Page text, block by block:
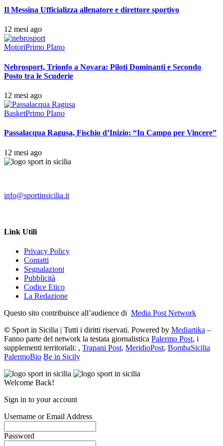
Il Messina Ufficializza allenatore e direttore sportivo
12 mesi ago
MotoriPrimo PIano
Nebrosport, Trionfo a Novara: Piloti Dominanti e Secondo
Posto tra le Scuderie
12 mesi ago
BasketPrimo PIano
Passalacqua Ragusa, Fischio d’Inizio: “In Campo per Vincere”
12 mesi ago
info@sportinsicilia.it
Link Utili
Privacy Policy
Contatti
Segnalazioni
Pubblicità
Codice Etico
La Redazione
Questo sito contribuisce all’audience di Media Post Network
© Sport in Sicilia | Tutti i diritti riservati. Powered by Mediartika –
Fanno parte del network la testata giornalistica Palermo Post, i
supplementi territoriali: , Trapani Post, MeridioPost, BombaSicilia
PalermoBio Be in Sicily
Welcome Back!
Sign in to your account
Username or Email Address
Password